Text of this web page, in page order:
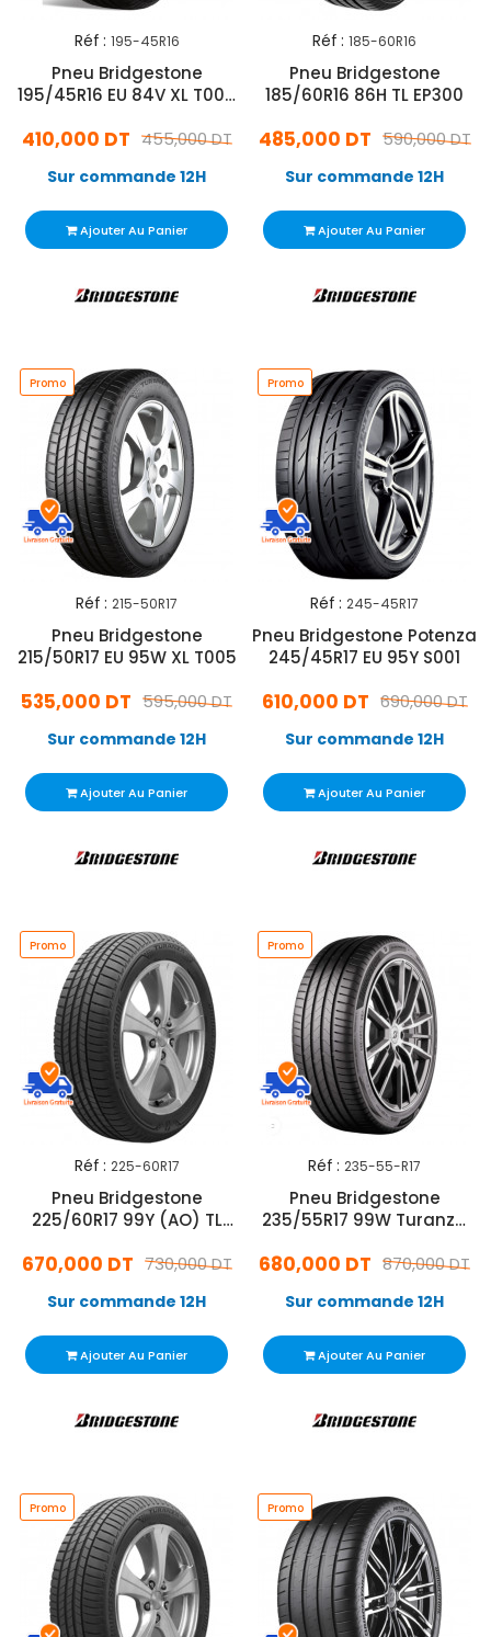
Réf : 195-45R16
Pneu Bridgestone
195/45R16 EU 84V XL T005
455,000 DT
410,000 DT
Sur commande 12H
Ajouter Au Panier
Réf : 185-60R16
Pneu Bridgestone
185/60R16 86H TL EP300
590,000 DT
485,000 DT
Sur commande 12H
Ajouter Au Panier
Promo
Réf : 215-50R17
Pneu Bridgestone
215/50R17 EU 95W XL T005
595,000 DT
535,000 DT
Sur commande 12H
Ajouter Au Panier
Promo
Réf : 245-45R17
Pneu Bridgestone Potenza
245/45R17 EU 95Y S001
690,000 DT
610,000 DT
Sur commande 12H
Ajouter Au Panier
Promo
Réf : 225-60R17
Pneu Bridgestone
225/60R17 99Y (AO) TL
730,000 DT
670,000 DT
Sur commande 12H
Ajouter Au Panier
Promo
Réf : 235-55-R17
Pneu Bridgestone
235/55R17 99W Turanza
870,000 DT
680,000 DT
Sur commande 12H
Ajouter Au Panier
Promo Promo